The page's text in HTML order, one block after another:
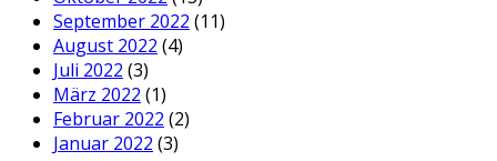
September 2022 (11)
August 2022 (4)
Juli 2022 (3)
März 2022 (1)
Februar 2022 (2)
Januar 2022 (3)